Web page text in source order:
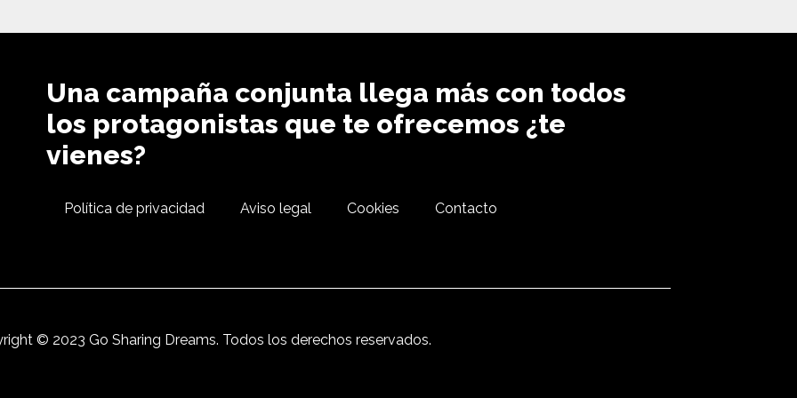
Una campaña conjunta llega más con todos
los protagonistas que te ofrecemos ¿te
vienes?
Política de privacidad Aviso legal Cookies Contacto
© 2023 Go Sharing Dreams. Todos los derechos reservados.